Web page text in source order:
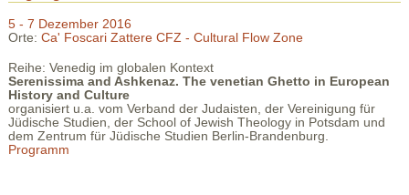
5 - 7 Dezember 2016
Orte: Ca' Foscari Zattere CFZ - Cultural Flow Zone
Reihe: Venedig im globalen Kontext
Serenissima and Ashkenaz. The venetian Ghetto in European
History and Culture
organisiert u.a. vom Verband der Judaisten, der Vereinigung für
Jüdische Studien, der School of Jewish Theology in Potsdam und
dem Zentrum für Jüdische Studien Berlin-Brandenburg.
Programm